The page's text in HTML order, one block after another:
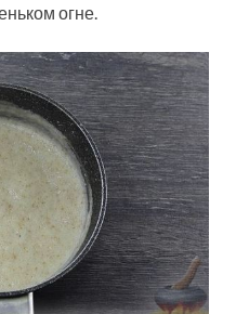
огне.